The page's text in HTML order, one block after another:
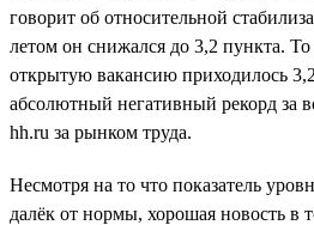
говорит об относительной
летом он снижался до 3,2 пункта.
открытую вакансию приходилось
абсолютный негативный рекорд за
hh.ru за рынком труда.
Несмотря на то что показатель
далёк от нормы, хорошая новость в